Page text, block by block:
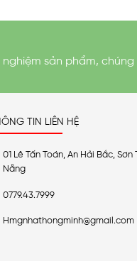
sản phẩm,
TIN LIÊN HỆ
01 Lê Tấn Toán, An Hải Bắc, Sơn
Nẵng
0779.43.7999
Hmgnhathongminh@gmail.com